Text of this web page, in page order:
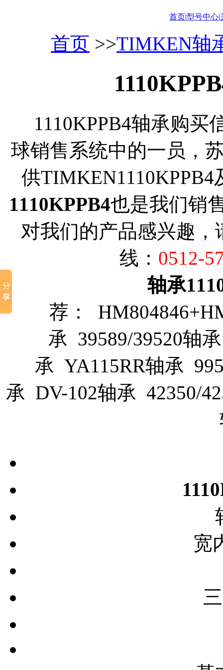
首页|型号中心|
首页 >>TIMKEN轴
1110KPPB4轴承购买
球销售系统中的一员，
供
1110KPPB4也是我们销
对我们的产品感兴趣
线： 0512-
轴承
荐：
承 39589/39520轴
承 YA115RR轴承
承 DV-102轴承 42350/